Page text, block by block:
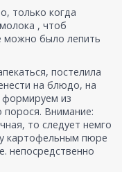
только когда
, чтоб
можно было лепить
постелила
на блюдо, на
формируем из
Внимание:
то следует немго
картофельным пюре
непосредственно